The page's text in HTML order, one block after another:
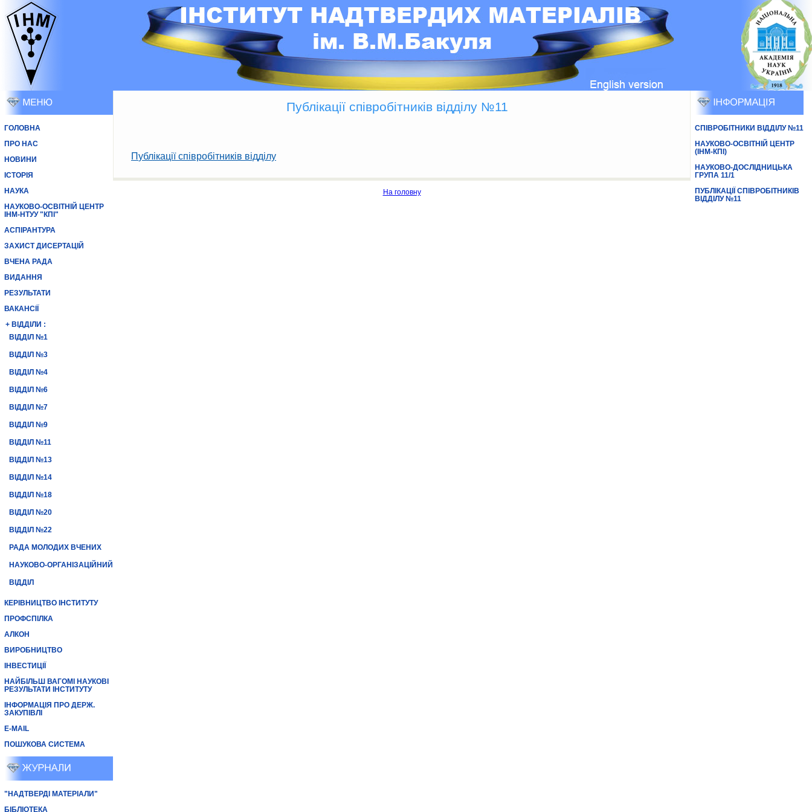
ГОЛОВНА
ПРО НАС
НОВИНИ
ІСТОРІЯ
НАУКА
НАУКОВО-ОСВІТНІЙ ЦЕНТР
ІНМ-НТУУ "КПІ"
АСПІРАНТУРА
ЗАХИСТ ДИСЕРТАЦІЙ
ВЧЕНА РАДА
ВИДАННЯ
РЕЗУЛЬТАТИ
ВАКАНСІЇ
+ ВІДДІЛИ :
ВІДДІЛ №1
ВІДДІЛ №3
ВІДДІЛ №4
ВІДДІЛ №6
ВІДДІЛ №7
ВІДДІЛ №9
ВІДДІЛ №11
ВІДДІЛ №13
ВІДДІЛ №14
ВІДДІЛ №18
ВІДДІЛ №20
ВІДДІЛ №22
РАДА МОЛОДИХ ВЧЕНИХ
НАУКОВО-ОРГАНІЗАЦІЙНИЙ
ВІДДІЛ
КЕРІВНИЦТВО ІНСТИТУТУ
ПРОФСПІЛКА
АЛКОН
ВИРОБНИЦТВО
ІНВЕСТИЦІЇ
НАЙБІЛЬШ ВАГОМІ НАУКОВІ
РЕЗУЛЬТАТИ ІНСТИТУТУ
ІНФОРМАЦІЯ ПРО ДЕРЖ.
ЗАКУПІВЛІ
E-MAIL
ПОШУКОВА СИСТЕМА
"НАДТВЕРДІ МАТЕРІАЛИ"
БІБЛІОТЕКА
Публікації співробітників відділу №11
Публікації співробітників відділу
На головну
СПІВРОБІТНИКИ ВІДДІЛУ №11
НАУКОВО-ОСВІТНІЙ ЦЕНТР
(ІНМ-КПІ)
НАУКОВО-ДОСЛІДНИЦЬКА
ГРУПА 11/1
ПУБЛІКАЦІЇ СПІВРОБІТНИКІВ
ВІДДІЛУ №11